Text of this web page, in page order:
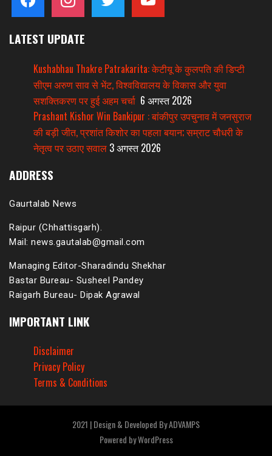
LATEST UPDATE
Kushabhau Thakre Patrakarita: केटीयू के कुलपति की डिप्टी
सीएम अरुण साव से भेंट, विश्वविद्यालय के विकास और युवा
सशक्तिकरण पर हुई अहम चर्चा 6 अगस्त 2026
Prashant Kishor Win Bankipur : बांकीपुर उपचुनाव में जनसुराज
की बड़ी जीत, प्रशांत किशोर का पहला बयान; सम्राट चौधरी के
नेतृत्व पर उठाए सवाल 3 अगस्त 2026
ADDRESS
Gaurtalab News
Raipur (Chhattisgarh).
Mail: news.gautalab@gmail.com
Managing Editor-Sharadindu Shekhar
Bastar Bureau- Susheel Pandey
Raigarh Bureau- Dipak Agrawal
IMPORTANT LINK
Disclaimer
Privacy Policy
Terms & Conditions
2021 | Design & Developed By ADVAMPS
Powered byWordPress